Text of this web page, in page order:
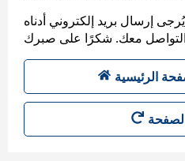
إرسال بريد إلكتروني أدناه
الرئيسية